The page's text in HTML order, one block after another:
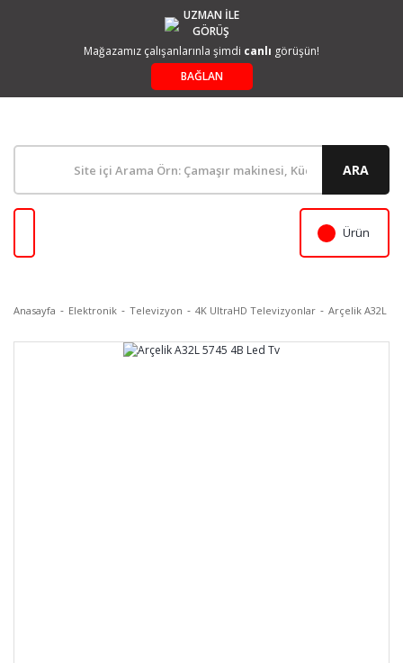
UZMAN İLE
GÖRÜŞ
Mağazamız çalışanlarınla şimdi canlı görüşün!
BAĞLAN
ARA
Ürün
Anasayfa Elektronik Televizyon 4K UltraHD Televizyonlar Arçelik A32L